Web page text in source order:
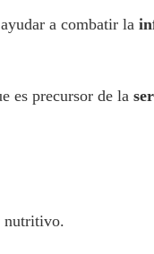
a combatir la
es precursor de la
nutritivo.